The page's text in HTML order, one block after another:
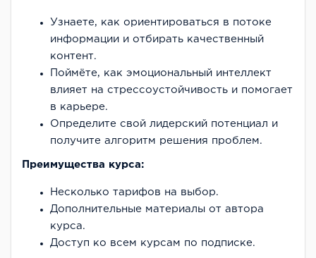
Узнаете, как ориентироваться в потоке
информации и отбирать качественный
контент.
Поймёте, как эмоциональный интеллект
влияет на стрессоустойчивость и помогает
в карьере.
Определите свой лидерский потенциал и
получите алгоритм решения проблем.
Преимущества курса:
Несколько тарифов на выбор.
Дополнительные материалы от автора
курса.
Доступ ко всем курсам по подписке.